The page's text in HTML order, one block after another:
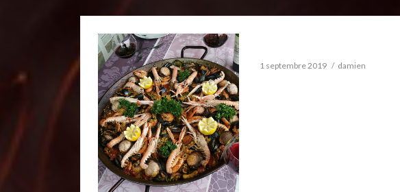
1 septembre 2019 damien